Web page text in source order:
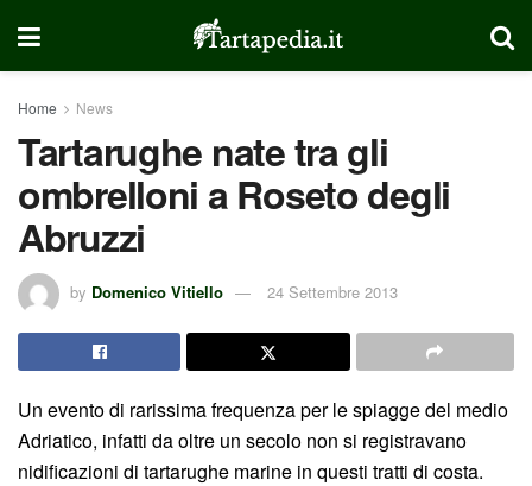
Home News
Tartarughe nate tra gli
ombrelloni a Roseto degli
Abruzzi
by Domenico Vitiello 24 Settembre 2013
Un evento di rarissima frequenza per le spiagge del medio
Adriatico, infatti da oltre un secolo non si registravano
nidificazioni di tartarughe marine in questi tratti di costa.